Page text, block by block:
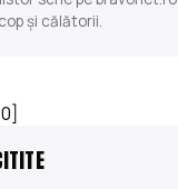
și călătorii.